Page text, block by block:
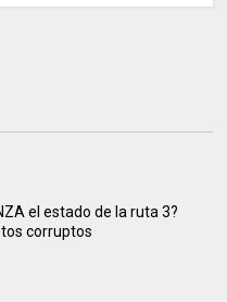
el estado de la ruta 3?
corruptos